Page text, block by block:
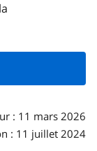
: 11 mars 2026
: 11 juillet 2024